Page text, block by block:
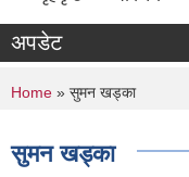
अपडेट
You are here
Home » सुमन खड्का
सुमन खड्का